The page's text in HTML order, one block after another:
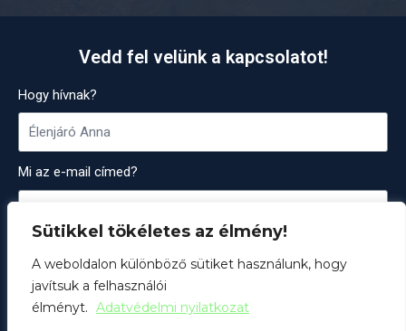
Sütikkel tökéletes az élmény!
A weboldalon különböző sütiket használunk, hogy
javítsuk a felhasználói
élményt. Adatvédelmi nyilatkozat
Vedd fel velünk a kapcsolatot!
Hogy hívnak?
Mi az e-mail címed?